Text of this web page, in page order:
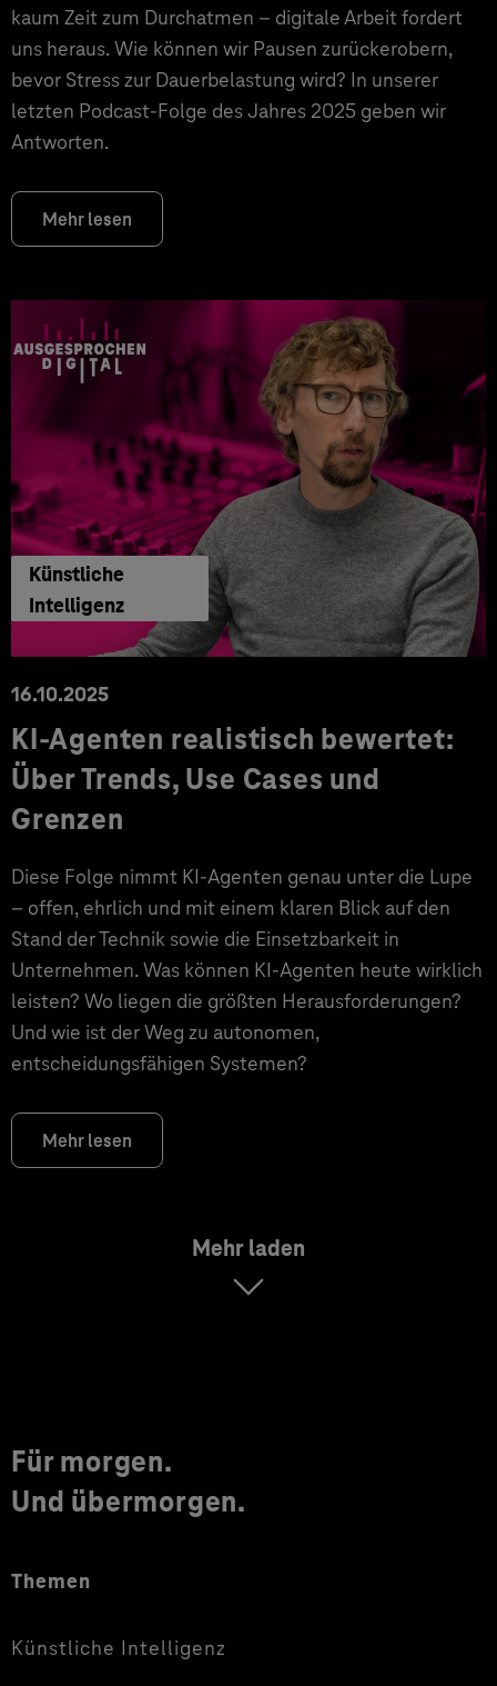
kaum Zeit zum Durchatmen – digitale Arbeit fordert
uns heraus. Wie können wir Pausen zurückerobern,
bevor Stress zur Dauerbelastung wird? In unserer
letzten Podcast-Folge des Jahres 2025 geben wir
Antworten.
Mehr lesen
Künstliche
Intelligenz
16.10.2025
KI-Agenten realistisch bewertet:
Über Trends, Use Cases und
Grenzen
Diese Folge nimmt KI-Agenten genau unter die Lupe
– offen, ehrlich und mit einem klaren Blick auf den
Stand der Technik sowie die Einsetzbarkeit in
Unternehmen. Was können KI-Agenten heute wirklich
leisten? Wo liegen die größten Herausforderungen?
Und wie ist der Weg zu autonomen,
entscheidungsfähigen Systemen?
Mehr lesen
Mehr laden
Für morgen.
Und übermorgen.
Themen
Künstliche Intelligenz